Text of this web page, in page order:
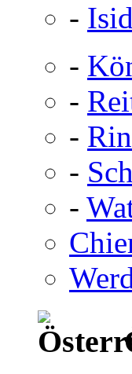
-
-
-
-
-
-